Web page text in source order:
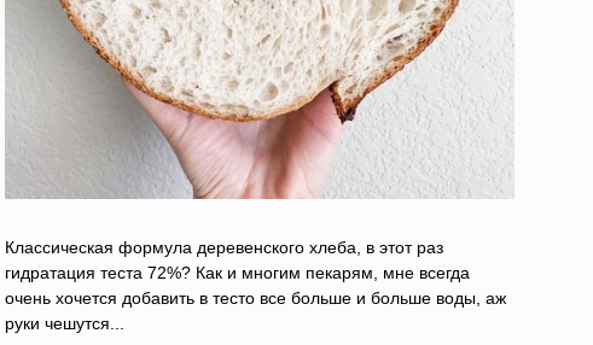
Классическая формула деревенского хлеба, в этот раз
гидратация теста 72%? Как и многим пекарям, мне всегда
очень хочется добавить в тесто все больше и больше воды, аж
руки чешутся...